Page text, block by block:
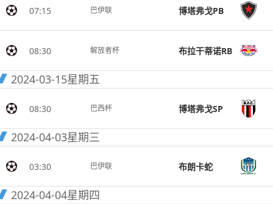
07:15 巴伊联 博塔弗戈PB
08:30 解放者杯 布拉干蒂诺RB
2024-03-15星期五
08:30 巴西杯 博塔弗戈SP
2024-04-03星期三
03:30 巴伊联 布朗卡蛇
2024-04-04星期四